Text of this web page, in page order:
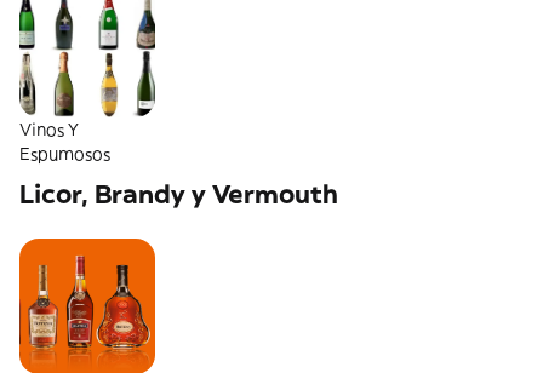
Vinos Y
Espumosos
Licor, Brandy y Vermouth